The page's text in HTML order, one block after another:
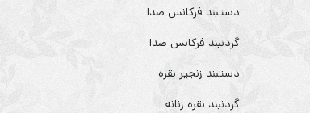
دستبند فرکانس صدا
گردنبند فرکانس صدا
دستبند زنجیر نقره
گردنبند نقره زنانه